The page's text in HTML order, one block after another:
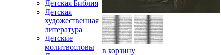
Детская Библия
Детская
художественная
литература
Детские
молитвословы
в корзину